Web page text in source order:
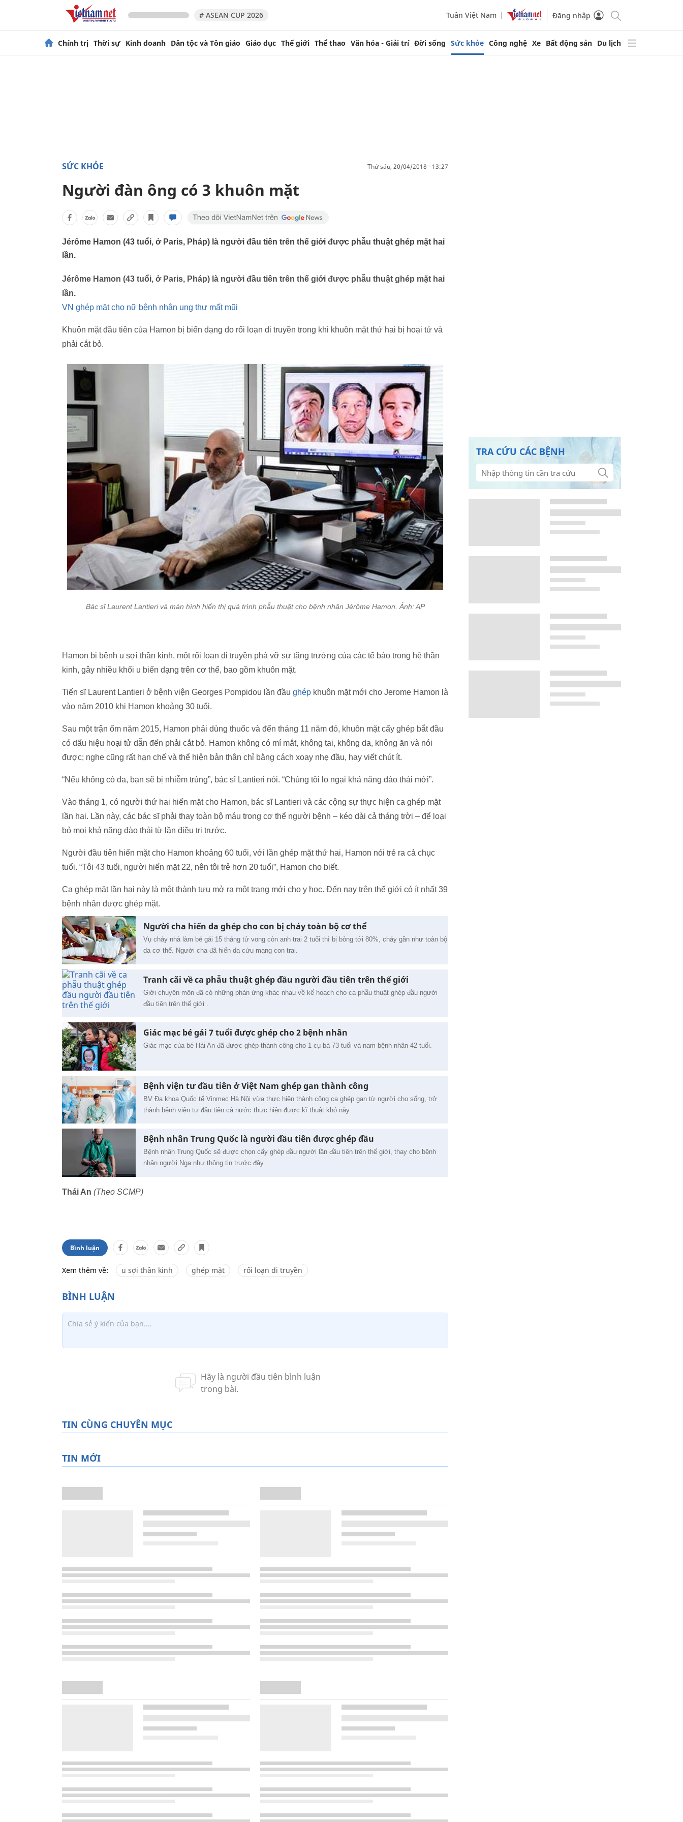
# ASEAN CUP 2026 Tuần Việt Nam Đăng nhập
Chính trị Thời sự Kinh doanh Dân tộc và Tôn giáo Giáo dục Thế giới Thể thao Văn hóa - Giải trí Đời sống Sức khỏe Công nghệ Xe Bất động sản Du lịch
SỨC KHỎE thứ sáu, 20/04/2018 - 13:27
Người đàn ông có 3 khuôn mặt
Jérôme Hamon (43 tuổi, ở Paris, Pháp) là người đầu tiên trên thế giới được phẫu thuật ghép mặt hai
lần.
Jérôme Hamon (43 tuổi, ở Paris, Pháp) là người đầu tiên trên thế giới được phẫu thuật ghép mặt hai
lần.
VN ghép mặt cho nữ bệnh nhân ung thư mất mũi
Khuôn mặt đầu tiên của Hamon bị biến dạng do rối loạn di truyền trong khi khuôn mặt thứ hai bị hoại tử và
phải cắt bỏ.
Bác sĩ Laurent Lantieri và màn hình hiển thị quá trình phẫu thuật cho bệnh nhân Jérôme Hamon. Ảnh: AP
Hamon bị bệnh u sợi thần kinh, một rối loạn di truyền phá vỡ sự tăng trưởng của các tế bào trong hệ thần
kinh, gây nhiều khối u biến dạng trên cơ thể, bao gồm khuôn mặt.
Tiến sĩ Laurent Lantieri ở bệnh viện Georges Pompidou lần đầu ghép khuôn mặt mới cho Jerome Hamon là
vào năm 2010 khi Hamon khoảng 30 tuổi.
Sau một trận ốm năm 2015, Hamon phải dùng thuốc và đến tháng 11 năm đó, khuôn mặt cấy ghép bắt đầu
có dấu hiệu hoại tử dẫn đến phải cắt bỏ. Hamon không có mí mắt, không tai, không da, không ăn và nói
được; nghe cũng rất hạn chế và thể hiện bản thân chỉ bằng cách xoay nhẹ đầu, hay viết chút ít.
“Nếu không có da, bạn sẽ bị nhiễm trùng”, bác sĩ Lantieri nói. “Chúng tôi lo ngại khả năng đào thải mới”.
Vào tháng 1, có người thứ hai hiến mặt cho Hamon, bác sĩ Lantieri và các cộng sự thực hiện ca ghép mặt
lần hai. Lần này, các bác sĩ phải thay toàn bộ máu trong cơ thể người bệnh – kéo dài cả tháng trời – để loại
bỏ mọi khả năng đào thải từ lần điều trị trước.
Người đầu tiên hiến mặt cho Hamon khoảng 60 tuổi, với lần ghép mặt thứ hai, Hamon nói trẻ ra cả chục
tuổi. “Tôi 43 tuổi, người hiến mặt 22, nên tôi trẻ hơn 20 tuổi”, Hamon cho biết.
Ca ghép mặt lần hai này là một thành tựu mở ra một trang mới cho y học. Đến nay trên thế giới có ít nhất 39
bệnh nhân được ghép mặt.
Người cha hiến da ghép cho con bị cháy toàn bộ cơ thể
Vụ cháy nhà làm bé gái 15 tháng tử vong còn anh trai 2 tuổi thì bị bỏng tới 80%, cháy gần như toàn bộ
da cơ thể. Người cha đã hiến da cứu mạng con trai.
Tranh cãi về ca phẫu thuật ghép đầu người đầu tiên trên thế giới
Giới chuyên môn đã có những phản ứng khác nhau về kế hoạch cho ca phẫu thuật ghép đầu người
đầu tiên trên thế giới .
Giác mạc bé gái 7 tuổi được ghép cho 2 bệnh nhân
Giác mạc của bé Hải An đã được ghép thành công cho 1 cụ bà 73 tuổi và nam bệnh nhân 42 tuổi.
Bệnh viện tư đầu tiên ở Việt Nam ghép gan thành công
BV Đa khoa Quốc tế Vinmec Hà Nội vừa thực hiện thành công ca ghép gan từ người cho sống, trở
thành bệnh viện tư đầu tiên cả nước thực hiện được kĩ thuật khó này.
Bệnh nhân Trung Quốc là người đầu tiên được ghép đầu
Bệnh nhân Trung Quốc sẽ được chọn cấy ghép đầu người lần đầu tiên trên thế giới, thay cho bệnh
nhân người Nga như thông tin trước đây.
Thái An (Theo SCMP)
TRA CỨU CÁC BỆNH
Bình luận
Xem thêm về: u sợi thần kinh ghép mặt rối loạn di truyền
TIN CÙNG CHUYÊN MỤC
TIN MỚI